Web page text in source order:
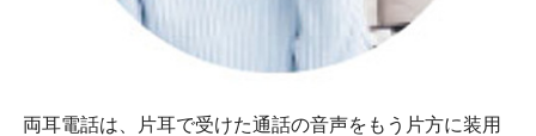
両耳電話は、片耳で受けた通話の音声をもう片方に装用